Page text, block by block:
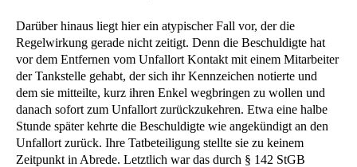
Darüber hinaus liegt hier ein atypischer Fall vor, der die
Regelwirkung gerade nicht zeitigt. Denn die Beschuldigte hat
vor dem Entfernen vom Unfallort Kontakt mit einem Mitarbeiter
der Tankstelle gehabt, der sich ihr Kennzeichen notierte und
dem sie mitteilte, kurz ihren Enkel wegbringen zu wollen und
danach sofort zum Unfallort zurückzukehren. Etwa eine halbe
Stunde später kehrte die Beschuldigte wie angekündigt an den
Unfallort zurück. Ihre Tatbeteiligung stellte sie zu keinem
Zeitpunkt in Abrede. Letztlich war das durch § 142 StGB